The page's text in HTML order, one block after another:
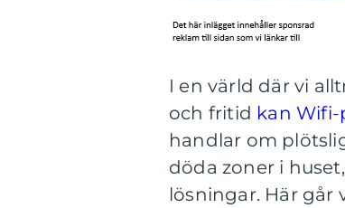
I en värld där vi
och fritid kan
handlar om
döda zoner i
lösningar. Här går